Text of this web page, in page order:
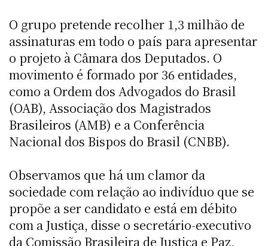
O grupo pretende recolher 1,3 milhão de
assinaturas em todo o país para apresentar
o projeto à Câmara dos Deputados. O
movimento é formado por 36 entidades,
como a Ordem dos Advogados do Brasil
(OAB), Associação dos Magistrados
Brasileiros (AMB) e a Conferência
Nacional dos Bispos do Brasil (CNBB).
Observamos que há um clamor da
sociedade com relação ao indivíduo que se
propõe a ser candidato e está em débito
com a Justiça, disse o secretário-executivo
da Comissão Brasileira de Justiça e Paz,